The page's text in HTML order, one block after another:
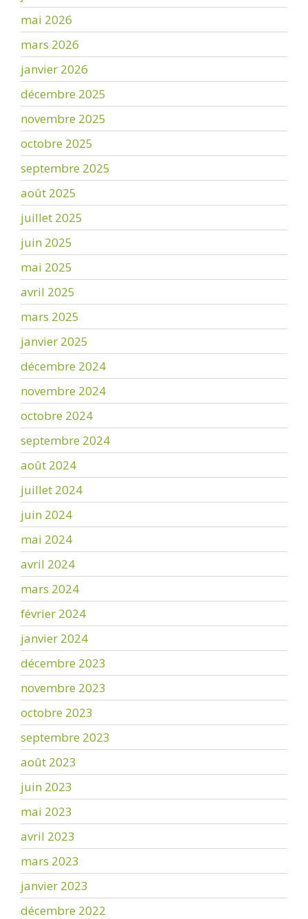
mai 2026
mars 2026
janvier 2026
décembre 2025
novembre 2025
octobre 2025
septembre 2025
août 2025
juillet 2025
juin 2025
mai 2025
avril 2025
mars 2025
janvier 2025
décembre 2024
novembre 2024
octobre 2024
septembre 2024
août 2024
juillet 2024
juin 2024
mai 2024
avril 2024
mars 2024
février 2024
janvier 2024
décembre 2023
novembre 2023
octobre 2023
septembre 2023
août 2023
juin 2023
mai 2023
avril 2023
mars 2023
janvier 2023
décembre 2022